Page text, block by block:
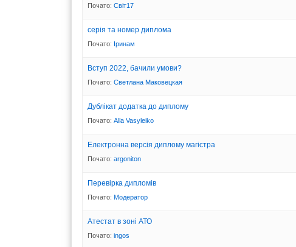
Почато: Світ17
серія та номер диплома
Почато: Іринам
Вступ 2022, бачили умови?
Почато: Светлана Маковецкая
Дублікат додатка до диплому
Почато: Alla Vasyleiko
Електронна версія диплому магістра
Почато: argoniton
Перевірка дипломів
Почато: Модератор
Атестат в зоні АТО
Почато: ingos